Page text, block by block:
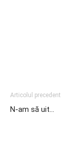
Articolul precedent
N-am să uit…